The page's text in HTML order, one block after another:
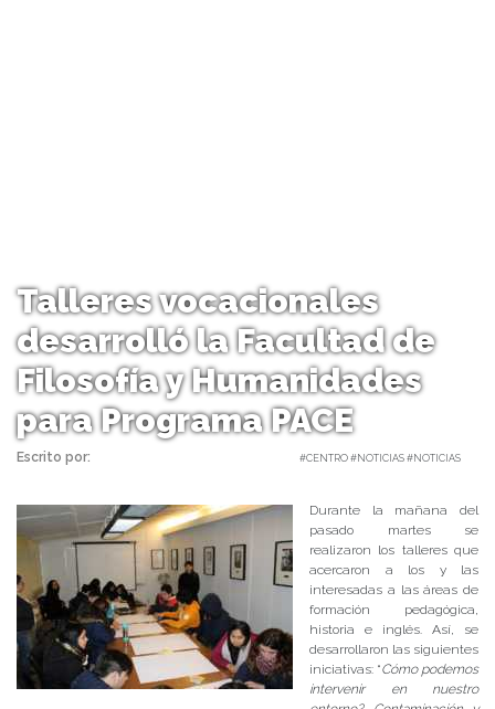
Talleres vocacionales
desarrolló la Facultad de
Filosofía y Humanidades
para Programa PACE
Escrito por: #CENTRO #NOTICIAS #NOTICIAS
Durante la mañana del
pasado martes se
realizaron los talleres que
acercaron a los y las
interesadas a las áreas de
formación pedagógica,
historia e inglés. Así, se
desarrollaron las siguientes
iniciativas: “Cómo podemos
intervenir en nuestro